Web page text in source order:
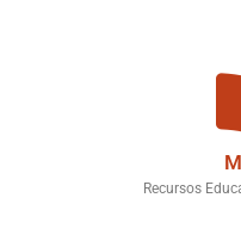
Recursos